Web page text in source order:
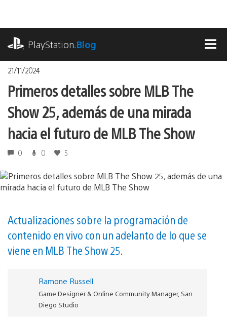
contenido
PlayStation.Blog
21/11/2024
Primeros detalles sobre MLB The
Show 25, además de una mirada
hacia el futuro de MLB The Show
0 0 5
Actualizaciones sobre la programación de
contenido en vivo con un adelanto de lo que se
viene en MLB The Show 25.
Ramone Russell
Game Designer & Online Community Manager, San
Diego Studio